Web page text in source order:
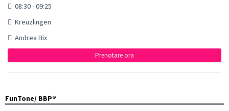
08:30 - 09:25
Kreuzlingen
Andrea Bix
Prenotare ora
FunTone/ BBP®